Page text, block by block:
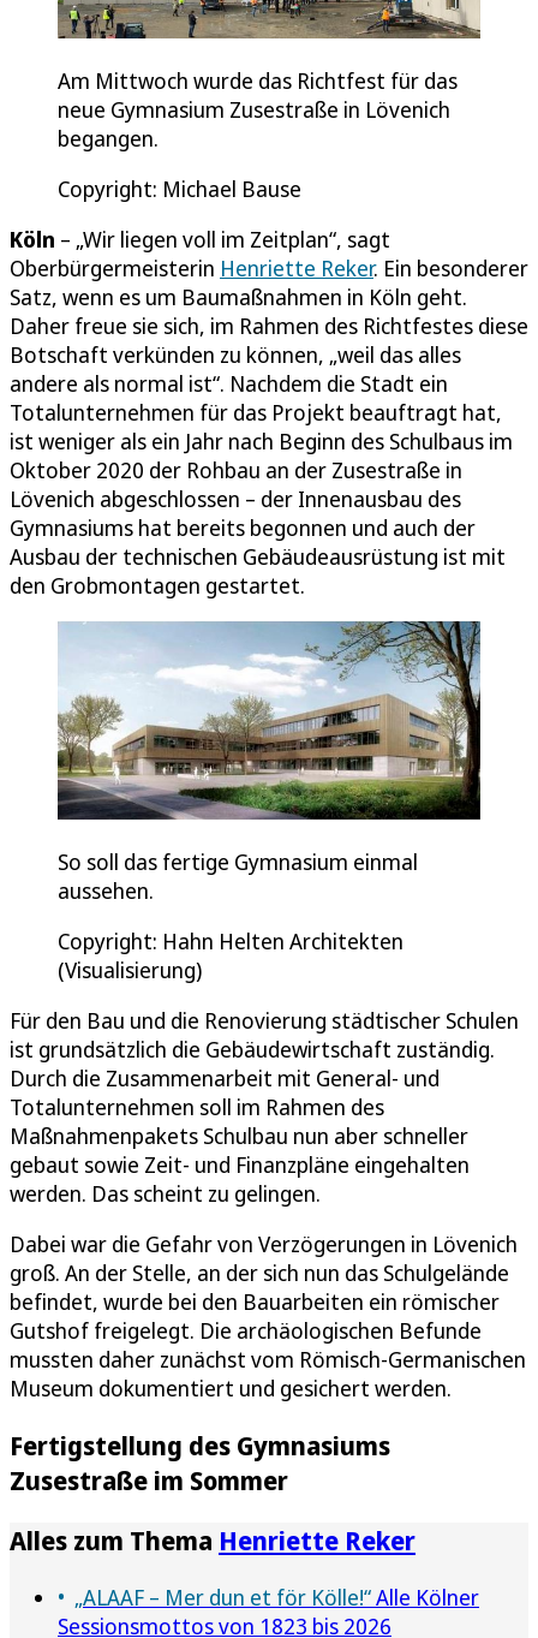
Am Mittwoch wurde das Richtfest für das
neue Gymnasium Zusestraße in Lövenich
begangen.
Copyright: Michael Bause
Köln – „Wir liegen voll im Zeitplan“, sagt
Oberbürgermeisterin Henriette Reker. Ein besonderer
Satz, wenn es um Baumaßnahmen in Köln geht.
Daher freue sie sich, im Rahmen des Richtfestes diese
Botschaft verkünden zu können, „weil das alles
andere als normal ist“. Nachdem die Stadt ein
Totalunternehmen für das Projekt beauftragt hat,
ist weniger als ein Jahr nach Beginn des Schulbaus im
Oktober 2020 der Rohbau an der Zusestraße in
Lövenich abgeschlossen – der Innenausbau des
Gymnasiums hat bereits begonnen und auch der
Ausbau der technischen Gebäudeausrüstung ist mit
den Grobmontagen gestartet.
So soll das fertige Gymnasium einmal
aussehen.
Copyright: Hahn Helten Architekten
(Visualisierung)
Für den Bau und die Renovierung städtischer Schulen
ist grundsätzlich die Gebäudewirtschaft zuständig.
Durch die Zusammenarbeit mit General- und
Totalunternehmen soll im Rahmen des
Maßnahmenpakets Schulbau nun aber schneller
gebaut sowie Zeit- und Finanzpläne eingehalten
werden. Das scheint zu gelingen.
Dabei war die Gefahr von Verzögerungen in Lövenich
groß. An der Stelle, an der sich nun das Schulgelände
befindet, wurde bei den Bauarbeiten ein römischer
Gutshof freigelegt. Die archäologischen Befunde
mussten daher zunächst vom Römisch-Germanischen
Museum dokumentiert und gesichert werden.
Fertigstellung des Gymnasiums
Zusestraße im Sommer
Alles zum Thema Henriette Reker
„ALAAF – Mer dun et för Kölle!“Alle Kölner
Sessionsmottos von 1823 bis 2026